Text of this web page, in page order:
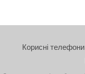
Корисні телефони